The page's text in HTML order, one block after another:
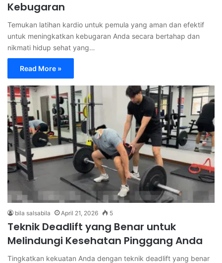
Kebugaran
Temukan latihan kardio untuk pemula yang aman dan efektif
untuk meningkatkan kebugaran Anda secara bertahap dan
nikmati hidup sehat yang…
Read More »
bila salsabila April 21, 2026 5
Teknik Deadlift yang Benar untuk
Melindungi Kesehatan Pinggang Anda
Tingkatkan kekuatan Anda dengan teknik deadlift yang benar